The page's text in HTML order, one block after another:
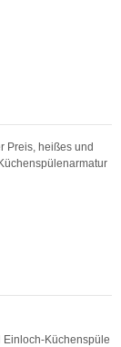
Preis, heißes und
Einloch-Küchenspüle